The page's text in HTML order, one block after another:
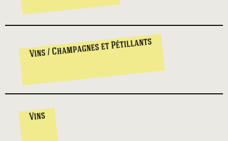
Vins / Champagnes et Pétillants
Vins